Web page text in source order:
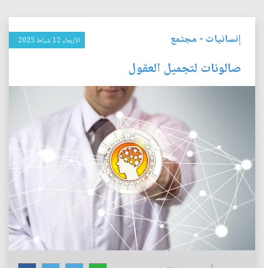
إنسانيات - مجتمع الأربعاء 12 شباط 2025
صالونات لتجميل العقول